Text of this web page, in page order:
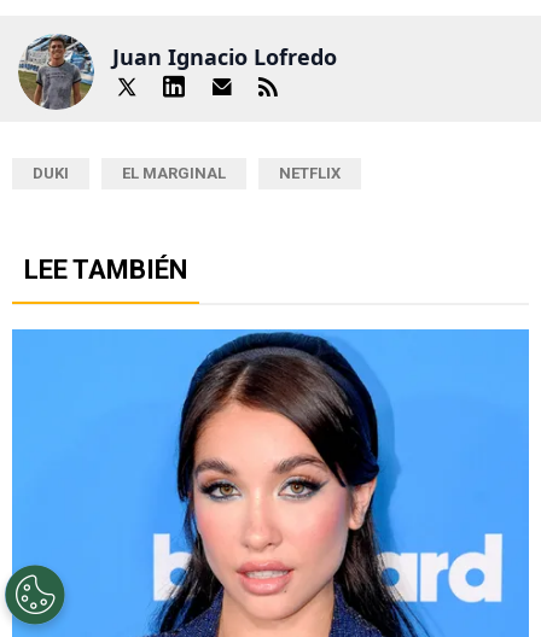
Juan Ignacio Lofredo
DUKI EL MARGINAL NETFLIX
LEE TAMBIÉN